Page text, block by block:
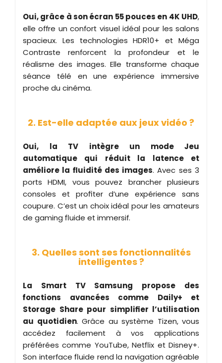
Oui, grâce à son écran 55 pouces en 4K UHD,
elle offre un confort visuel idéal pour les salons
spacieux. Les technologies HDR10+ et Méga
Contraste renforcent la profondeur et le
réalisme des images. Elle transforme chaque
séance télé en une expérience immersive
proche du cinéma.
2. Est-elle adaptée aux jeux vidéo ?
Oui, la TV intègre un mode Jeu
automatique qui réduit la latence et
améliore la fluidité des images. Avec ses 3
ports HDMI, vous pouvez brancher plusieurs
consoles et profiter d’une expérience sans
coupure. C’est un choix idéal pour les amateurs
de gaming fluide et immersif.
3. Quelles sont ses fonctionnalités
intelligentes ?
La Smart TV Samsung propose des
fonctions avancées comme Daily+ et
Storage Share pour simplifier l’utilisation
au quotidien. Grâce au système Tizen, vous
accédez facilement à vos applications
préférées comme YouTube, Netflix et Disney+.
Son interface fluide rend la navigation agréable